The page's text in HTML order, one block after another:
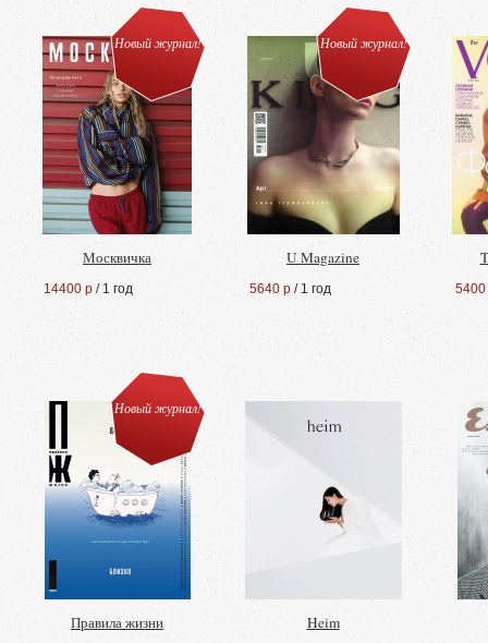
Новый журнал!
Москвичка
14400 р / 1 год
Новый журнал!
U Magazine
5640 р / 1 год 5400
Новый журнал!
Правила жизни Heim